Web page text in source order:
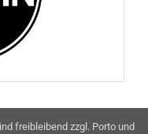
freibleibend zzgl. Porto und